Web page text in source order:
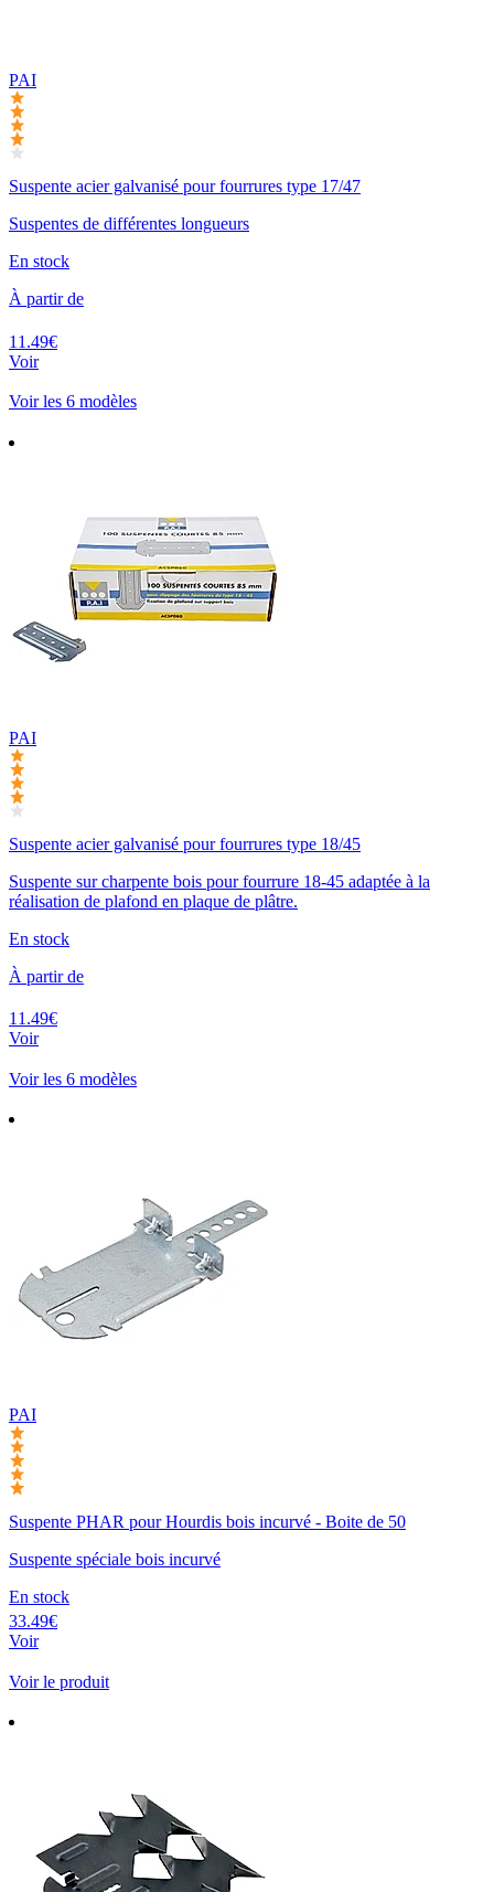
PAI
Suspente acier galvanisé pour fourrures type 17/47
Suspentes de différentes longueurs
En stock
À partir de
11.49€
Voir
Voir les 6 modèles
PAI
Suspente acier galvanisé pour fourrures type 18/45
Suspente sur charpente bois pour fourrure 18-45 adaptée à la
réalisation de plafond en plaque de plâtre.
En stock
À partir de
11.49€
Voir
Voir les 6 modèles
PAI
Suspente PHAR pour Hourdis bois incurvé - Boite de 50
Suspente spéciale bois incurvé
En stock
33.49€
Voir
Voir le produit